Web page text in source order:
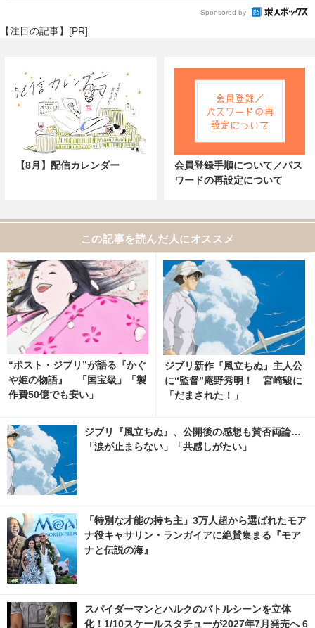
Sponsored by
【注目の記事】[PR]
【8月】配信カレンダー
会員登録手順について／パス
ワードの再設定について
この記事を読んだ人にオススメ
“ポスト・ジブリ”が語る『かぐ
や姫の物語』 「国宝級」「製
作費50億でも安い」
ジブリ新作『風立ちぬ』主人公
に“監督”庵野秀明！ 宮崎駿に
「だまされた！」
ジブリ『風立ちぬ』、公開後の感想も賛否両論…
「涙が止まらない」「共感しがたい」
「特別な才能の持ち主」3万人超から選ばれたモア
ナ役キャサリン・ランガイアに絶賛集まる『モア
ナと伝説の海』
スパイダーマンとハルクのバトルシーンを立体
化！1/10スケールスタチューが2027年7月発売へ 6